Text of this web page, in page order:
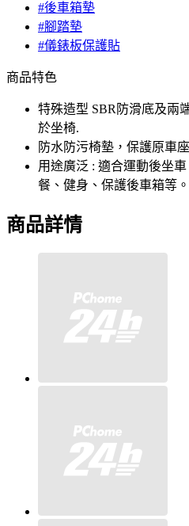
#後車箱墊
#腳踏墊
#儀錶板保護貼
商品特色
特殊造型 SBR防滑底及兩
於坐椅.
防水防污椅墊，保護原車
用途廣泛 : 適合運動後坐
餐、健身、保護後車箱等。
商品詳情